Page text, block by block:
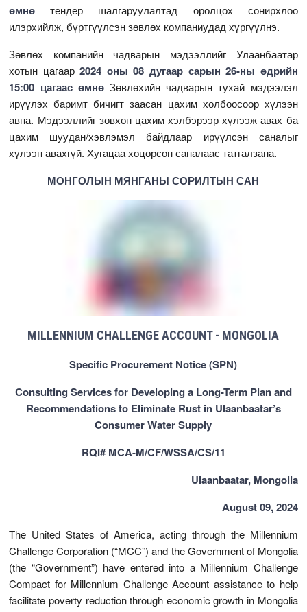
өмнө тендер шалгаруулалтад оролцох сонирхлоо
илэрхийлж, бүртгүүлсэн зөвлөх компаниудад хүргүүлнэ.
Зөвлөх компанийн чадварын мэдээллийг Улаанбаатар
хотын цагаар2024 оны 08 дугаар сарын 26-ны өдрийн
15:00 цагаас өмнөЗөвлөхийн чадварын тухай мэдээлэл
ирүүлэх баримт бичигт заасан цахим холбоосоор хүлээн
авна. Мэдээллийг зөвхөн цахим хэлбэрээр хүлээж авах ба
цахим шуудан/хэвлэмэл байдлаар ирүүлсэн саналыг
хүлээн авахгүй. Хугацаа хоцорсон саналаас татгалзана.
МОНГОЛЫН МЯНГАНЫ СОРИЛТЫН САН
MILLENNIUM CHALLENGE ACCOUNT - MONGOLIA
Specific Procurement Notice (SPN)
Consulting Services for Developing a Long-Term Plan and
Recommendations to Eliminate Rust in Ulaanbaatar’s
Consumer Water Supply
RQI# MCA-M/CF/WSSA/CS/11
Ulaanbaatar, Mongolia
August 09, 2024
The United States of America, acting through the Millennium
Challenge Corporation (“MCC”) and the Government of Mongolia
(the “Government”) have entered into a Millennium Challenge
Compact for Millennium Challenge Account assistance to help
facilitate poverty reduction through economic growth in Mongolia